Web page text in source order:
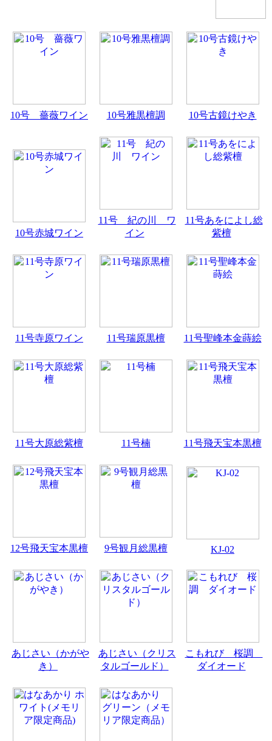
10号 薔薇ワイン 10号雅黒檀調 10号古鏡けやき
10号赤城ワイン
11号 紀の川 ワ
イン
11号あをによし総
紫檀
11号寺原ワイン 11号瑞原黒檀 11号聖峰本金蒔絵
11号大原総紫檀 11号楠 11号飛天宝本黒檀
12号飛天宝本黒檀 9号観月総黒檀 KJ-02
あじさい（かがや
き）
あじさい（クリス
タルゴールド）
こもれび 桜調
ダイオード